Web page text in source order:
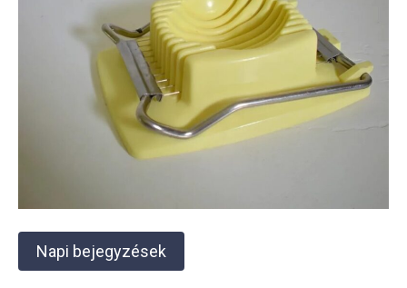
Napi bejegyzések